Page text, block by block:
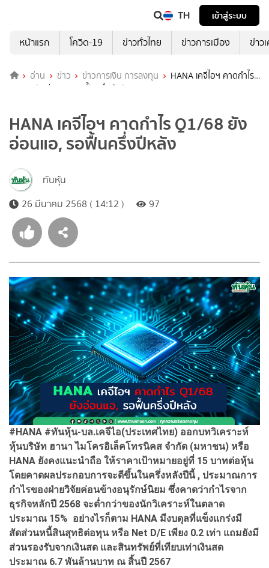
TH
เข้าสู่ระบบ
หน้าแรก
โควิด-19 ข่าวทั่วไทย ข่าวการเมือง ข่าว
อ่าน ข่าว ข่าวการเงิน การลงทุน
HANA เคจีไอฯ คาดกำไร
Q1/68 ยังอ่อนแอ, รอฟื้นครึ่งปีหลัง
HANA เคจีไอฯ คาดกำไร Q1/68 ยัง
อ่อนแอ, รอฟื้นครึ่งปีหลัง
ทันหุ้น
26 มีนาคม 2568 ( 14:12 )
97
#HANA #ทันหุ้น-บล.เคจีไอ(ประเทศไทย) ออกบทวิเคราะห์
หุ้นบริษัท ฮานา ไมโครอิเล็คโทรนิคส จำกัด (มหาชน) หรือ
HANA ยังคงแนะนำถือ ให้ราคาเป้าหมายอยู่ที่ 15 บาทต่อหุ้น
โดยคาดผลประกอบการจะดีขึ้นในครึ่งหลังปีนี้ , ประมาณการ
กำไรของฝ่ายวิจัยค่อนข้างอนุรักษ์นิยม ซึ่งคาดว่ากำไรจาก
ธุรกิจหลักปี 2568 จะต่ำกว่าของนักวิเคราะห์ในตลาด
ประมาณ 15% อย่างไรก็ตาม HANA มีงบดุลที่แข็งแกร่งมี
สัดส่วนหนี้สินสุทธิต่อทุน หรือ Net D/E เพียง 0.2 เท่า แถมยังมี
ส่วนรองรับจากเงินสด และสินทรัพย์ที่เทียบเท่าเงินสด
ประมาณ 6.7 พันล้านบาท ณ สิ้นปี 2567